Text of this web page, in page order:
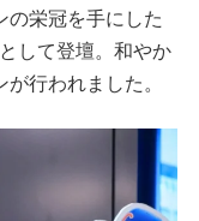
の栄冠を手にした
して登壇。和やか
行われました。